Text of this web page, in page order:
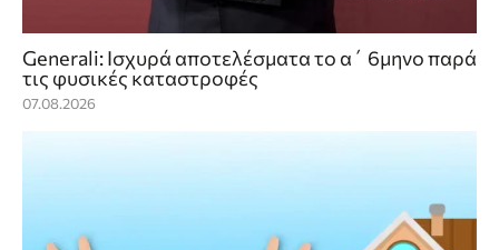
Generali: Ισχυρά αποτελέσματα το α΄ 6μηνο παρά
τις φυσικές καταστροφές
07.08.2026